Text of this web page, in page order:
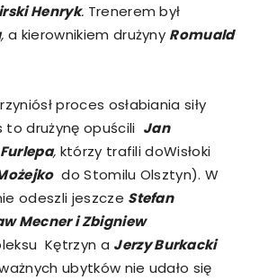
Henryk. Trenerem był
,a kierownikiem drużyny Romuald
proces osłabiania siły
to drużynę opuścili Jan
, którzy trafili doWisłoki
do Stomilu Olsztyn). W
odeszli jeszcze Stefan
Mecner i Zbigniew
Kętrzyn a JerzyBurkacki
ubytków nie udało się